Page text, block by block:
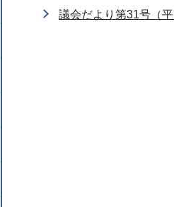
議会だより第31号（